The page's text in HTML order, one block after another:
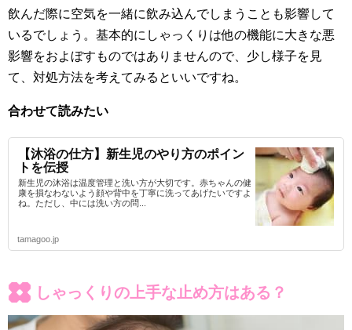
飲んだ際に空気を一緒に飲み込んでしまうことも影響して
いるでしょう。基本的にしゃっくりは他の機能に大きな悪
影響をおよぼすものではありませんので、少し様子を見
て、対処方法を考えてみるといいですね。
合わせて読みたい
【沐浴の仕方】新生児のやり方のポイン
トを伝授
新生児の沐浴は温度管理と洗い方が大切です。赤ちゃんの健
康を損なわないよう顔や背中を丁寧に洗ってあげたいですよ
ね。ただし、中には洗い方の問...
tamagoo.jp
しゃっくりの上手な止め方はある？